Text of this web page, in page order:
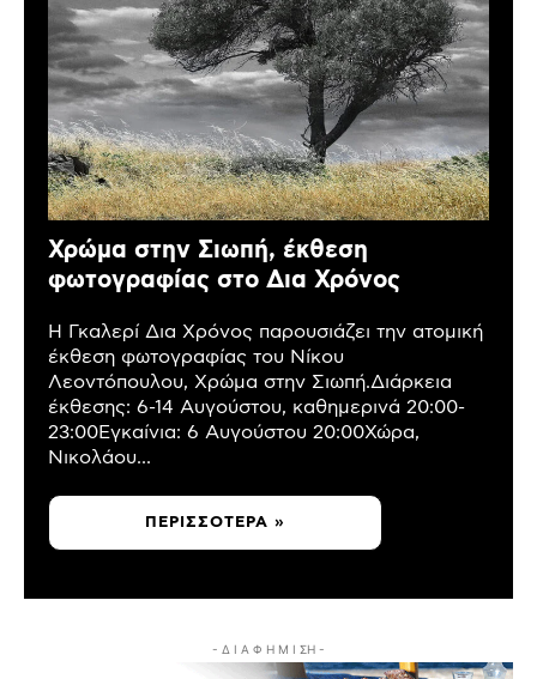
Χρώμα στην Σιωπή, έκθεση
φωτογραφίας στο Δια Χρόνος
Η Γκαλερί Δια Χρόνος παρουσιάζει την ατομική
έκθεση φωτογραφίας του Νίκου
Λεοντόπουλου, Χρώμα στην Σιωπή.Διάρκεια
έκθεσης: 6-14 Αυγούστου, καθημερινά 20:00-
23:00Εγκαίνια: 6 Αυγούστου 20:00Χώρα,
Νικολάου...
ΠΕΡΙΣΣΌΤΕΡΑ »
- Δ Ι Α Φ Η Μ Ι ΣΗ -